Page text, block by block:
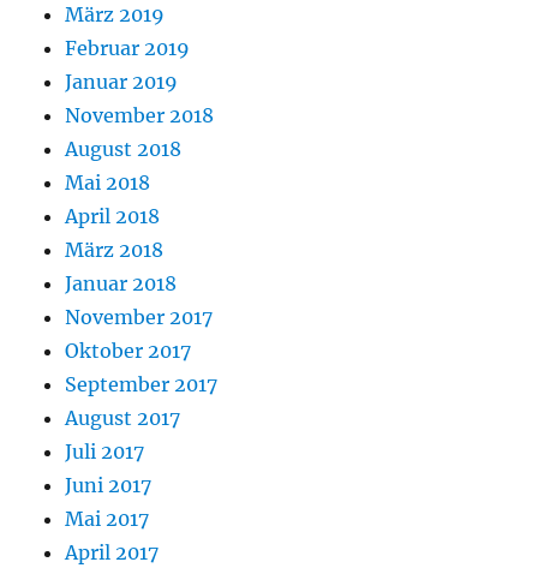
März 2019
Februar 2019
Januar 2019
November 2018
August 2018
Mai 2018
April 2018
März 2018
Januar 2018
November 2017
Oktober 2017
September 2017
August 2017
Juli 2017
Juni 2017
Mai 2017
April 2017